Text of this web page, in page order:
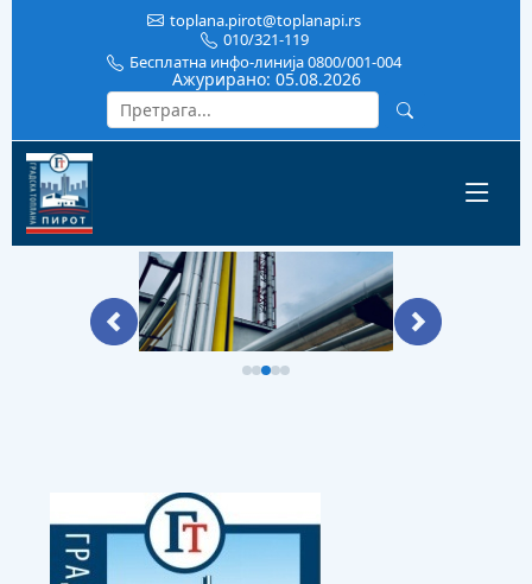
toplana.pirot@toplanapi.rs
010/321-119
Бесплатна инфо-линија 0800/001-004
Ажурирано: 05.08.2026